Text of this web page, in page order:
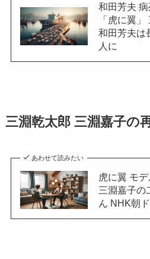
和田芳夫
「虎に翼
和田芳夫は
人に
三淵乾太郎 三淵嘉子の
あわせて読みたい
虎に翼 モ
三淵嘉子の
ん NHK朝